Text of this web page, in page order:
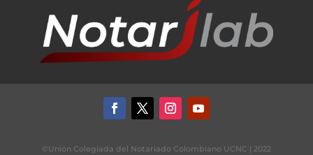
©Unión Colegiada del Notariado Colombiano UCNC | 2022